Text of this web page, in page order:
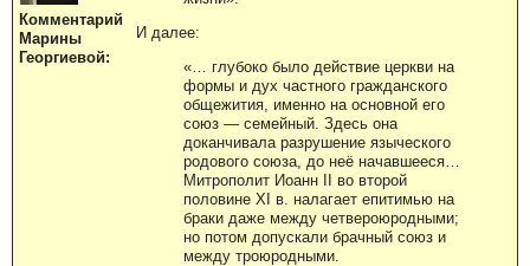
Комментарий
Марины
Георгиевой:
И далее:
«… глубоко было действие церкви на
формы и дух частного гражданского
общежития, именно на основной его
союз — семейный. Здесь она
доканчивала разрушение языческого
родового союза, до неё начавшееся…
Митрополит Иоанн II во второй
половине XI в. налагает епитимью на
браки даже между четвероюродными;
но потом допускали брачный союз и
между троюродными.